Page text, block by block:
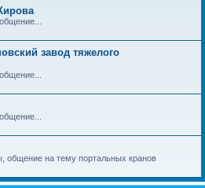
завод тяжелого
общение на тему портальных кранов